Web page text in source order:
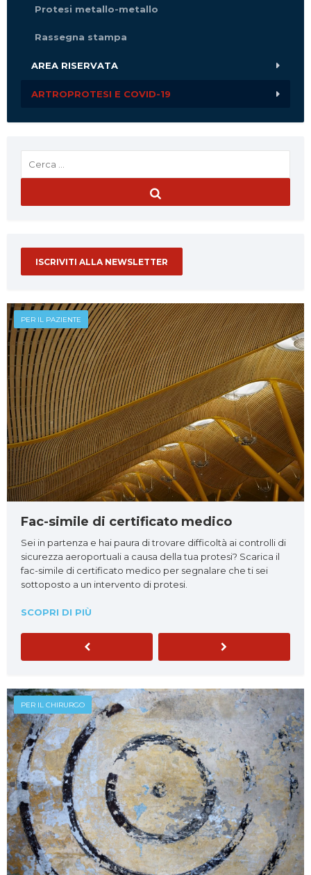
Protesi metallo-metallo
Rassegna stampa
AREA RISERVATA
ARTROPROTESI E COVID-19
ISCRIVITI ALLA NEWSLETTER
PER IL PAZIENTE
Fac-simile di certificato medico
Sei in partenza e hai paura di trovare difficoltà ai controlli di
sicurezza aeroportuali a causa della tua protesi? Scarica il
fac-simile di certificato medico per segnalare che ti sei
sottoposto a un intervento di protesi.
SCOPRI DI PIÙ
Previous Next
PER IL CHIRURGO